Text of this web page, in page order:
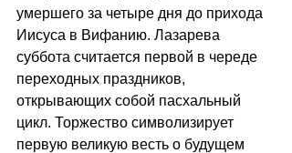
умершего за четыре дня до прихода
Иисуса в Вифанию. Лазарева
суббота считается первой в череде
переходных праздников,
открывающих собой пасхальный
цикл. Торжество символизирует
первую великую весть о будущем